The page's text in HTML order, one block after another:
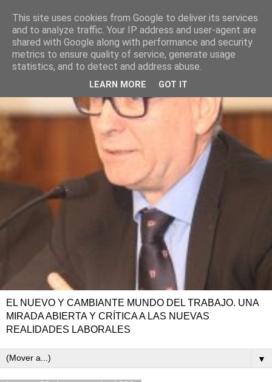
EL NUEVO Y CAMBIANTE MUNDO DEL TRABAJO. UNA
MIRADA ABIERTA Y CRÍTICA A LAS NUEVAS
REALIDADES LABORALES
▼
This site uses cookies from Google to deliver its services
and to analyze traffic. Your IP address and user-agent are
shared with Google along with performance and security
metrics to ensure quality of service, generate usage
statistics, and to detect and address abuse.
LEARN MORE GOT IT